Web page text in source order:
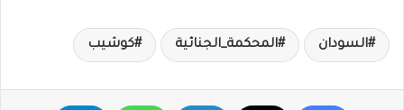
السودان المحكمة_الجنائية كوشيب